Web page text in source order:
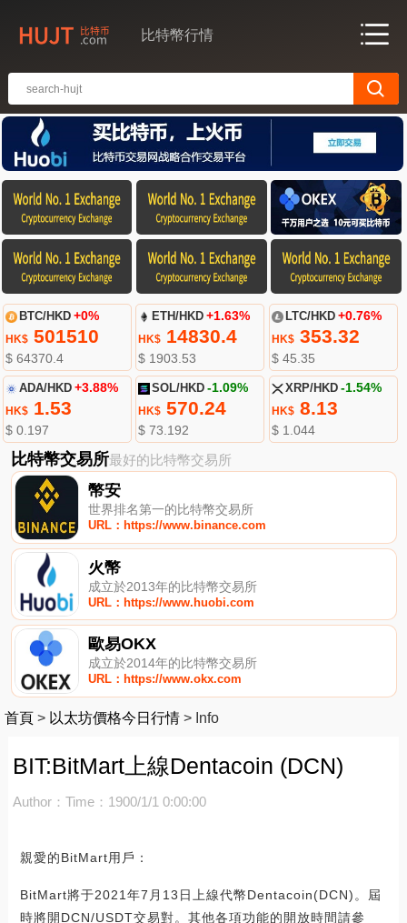
比特幣行情
BTC/HKD +0%
HK$501510
$ 64370.4
ETH/HKD +1.63%
HK$ 14830.4
$ 1903.53
LTC/HKD +0.76%
HK$353.32
$ 45.35
ADA/HKD +3.88%
HK$1.53
$ 0.197
SOL/HKD -1.09%
HK$ 570.24
$ 73.192
XRP/HKD -1.54%
HK$8.13
$ 1.044
比特幣交易所最好的比特幣交易所
幣安
世界排名第一的比特幣交易所
URL：https://www.binance.com
火幣
成立於2013年的比特幣交易所
URL：https://www.huobi.com
歐易OKX
成立於2014年的比特幣交易所
URL：https://www.okx.com
首頁 > 以太坊價格今日行情 > Info
BIT:BitMart上線Dentacoin (DCN)
Author： Time：1900/1/1 0:00:00
親愛的BitMart用戶：
BitMart將于2021年7月13日上線代幣Dentacoin(DCN)。屆
時將開DCN/USDT交易對。其他各項功能的開放時間請參